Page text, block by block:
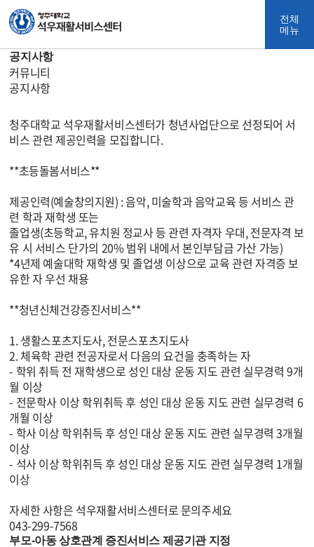
석
우
재
활
서
비
센
터
전체
메뉴
공지사항
홈
커뮤니티
공지사항
청주대학교 석우재활서비스센터가 청년사업단으로 선정되어 서
비스 관련 제공인력을 모집합니다.
**초등돌봄서비스**
제공인력(예술창의지원) : 음악, 미술학과 음악교육 등 서비스 관
련 학과 재학생 또는
졸업생(초등학교, 유치원 정교사 등 관련 자격자 우대, 전문자격 보
유 시 서비스 단가의 20% 범위 내에서 본인부담금 가산 가능)
*4년제 예술대학 재학생 및 졸업생 이상으로 교육 관련 자격증 보
유한 자 우선 채용
**청년신체건강증진서비스**
1. 생활스포츠지도사, 전문스포츠지도사
2. 체육학 관련 전공자로서 다음의 요건을 충족하는 자
- 학위 취득 전 재학생으로 성인 대상 운동 지도 관련 실무경력 9개
월 이상
- 전문학사 이상 학위취득 후 성인 대상 운동 지도 관련 실무경력 6
개월 이상
- 학사 이상 학위취득 후 성인 대상 운동 지도 관련 실무경력 3개월
이상
- 석사 이상 학위취득 후 성인 대상 운동 지도 관련 실무경력 1개월
이상
자세한 사항은 석우재활서비스센터로 문의주세요
043-299-7568
부모-아동 상호관계 증진서비스 제공기관 지정